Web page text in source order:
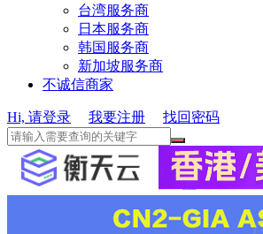
台湾服务商
日本服务商
韩国服务商
新加坡服务商
不诚信商家
Hi, 请登录 我要注册 找回密码